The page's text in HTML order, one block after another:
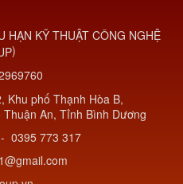
HẠN KỸ THUẬT CÔNG NGHỆ
)
Khu phố Thạnh Hòa B,
An, Tỉnh Bình Dương
- 0395 773 317